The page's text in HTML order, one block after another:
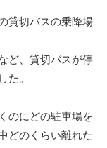
貸切バスの乗降場
ど、貸切バスが停
た。
のにどの駐車場を
どのくらい離れた